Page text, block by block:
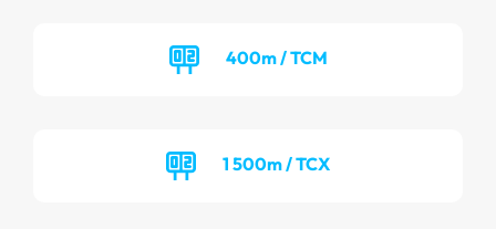
400m / TCM
1 500m / TCX